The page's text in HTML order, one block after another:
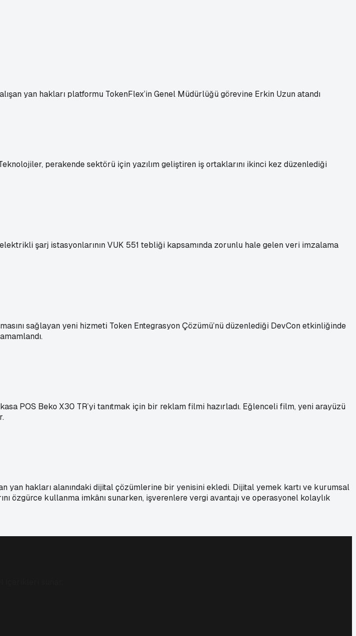
yan hakları platformu TokenFlex’in Genel Müdürlüğü görevine Erkin Uzun atandı
perakende sektörü için yazılım geliştiren iş ortaklarını ikinci kez düzenlediği
şarj istasyonlarının VUK 551 tebliği kapsamında zorunlu hale gelen veri imzalama
sağlayan yeni hizmeti Token Entegrasyon Çözümü’nü düzenlediği DevCon etkinliğinde
POS Beko X30 TR’yi tanıtmak için bir reklam filmi hazırladı. Eğlenceli film, yeni arayüzü
yan hakları alanındaki dijital çözümlerine bir yenisini ekledi. Dijital yemek kartı ve kurumsal
özgürce kullanma imkânı sunarken, işverenlere vergi avantajı ve operasyonel kolaylık